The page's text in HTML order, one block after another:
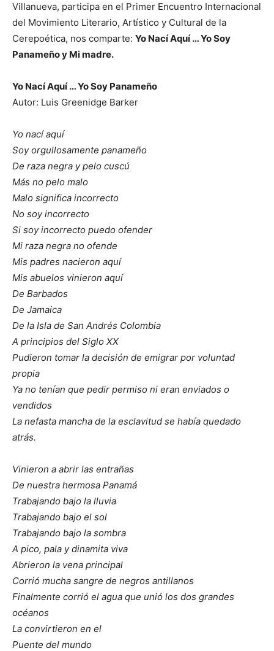
Villanueva, participa en el Primer Encuentro Internacional
del Movimiento Literario, Artístico y Cultural de la
Cerepoética, nos comparte: Yo Nací Aquí … Yo Soy
Panameño y Mi madre.
Yo Nací Aquí … Yo Soy Panameño
Autor: Luis Greenidge Barker
Yo nací aquí
Soy orgullosamente panameño
De raza negra y pelo cuscú
Más no pelo malo
Malo significa incorrecto
No soy incorrecto
Si soy incorrecto puedo ofender
Mi raza negra no ofende
Mis padres nacieron aquí
Mis abuelos vinieron aquí
De Barbados
De Jamaica
De la Isla de San Andrés Colombia
A principios del Siglo XX
Pudieron tomar la decisión de emigrar por voluntad
propia
Ya no tenían que pedir permiso ni eran enviados o
vendidos
La nefasta mancha de la esclavitud se había quedado
atrás.
Vinieron a abrir las entrañas
De nuestra hermosa Panamá
Trabajando bajo la lluvia
Trabajando bajo el sol
Trabajando bajo la sombra
A pico, pala y dinamita viva
Abrieron la vena principal
Corrió mucha sangre de negros antillanos
Finalmente corrió el agua que unió los dos grandes
océanos
La convirtieron en el
Puente del mundo